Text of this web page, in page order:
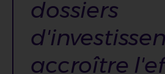
dossiers
accroître